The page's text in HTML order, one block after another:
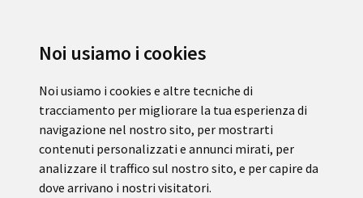
Noi usiamo i cookies
Noi usiamo i cookies e altre tecniche di
tracciamento per migliorare la tua esperienza di
navigazione nel nostro sito, per mostrarti
contenuti personalizzati e annunci mirati, per
analizzare il traffico sul nostro sito, e per capire da
dove arrivano i nostri visitatori.